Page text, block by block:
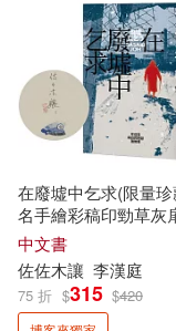
吳曉樂(3)
小林賢伍(3)
常勝Chang
張友漁(3)
早見和真(3)
大田(6)
積木文化(6)
出版菊(5)
境好出版(5)
在廢墟中乞求(限量
名手繪彩稿印勁草灰
中文書
佐佐木讓 李漢庭
75 折 $315 $420